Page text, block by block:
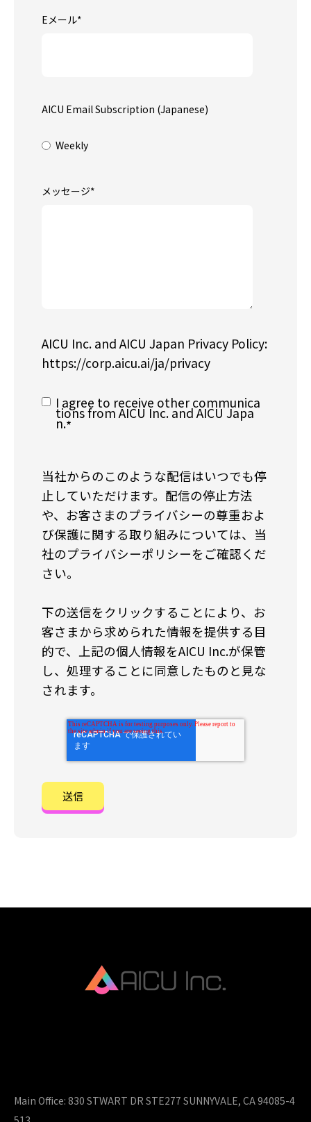
Eメール*
AICU Email Subscription (Japanese)
Weekly
メッセージ*
AICU Inc. and AICU Japan Privacy Policy:
https://corp.aicu.ai/ja/privacy
I agree to receive other communica
tions from AICU Inc. and AICU Japa
n.*
当社からのこのような配信はいつでも停
止していただけます。配信の停止方法
や、お客さまのプライバシーの尊重およ
び保護に関する取り組みについては、当
社のプライバシーポリシーをご確認くだ
さい。
下の送信をクリックすることにより、お
客さまから求められた情報を提供する目
的で、上記の個人情報をAICU Inc.が保管
し、処理することに同意したものと見な
されます。
Main Office: 830 STWART DR STE277 SUNNYVALE, CA 94085-4